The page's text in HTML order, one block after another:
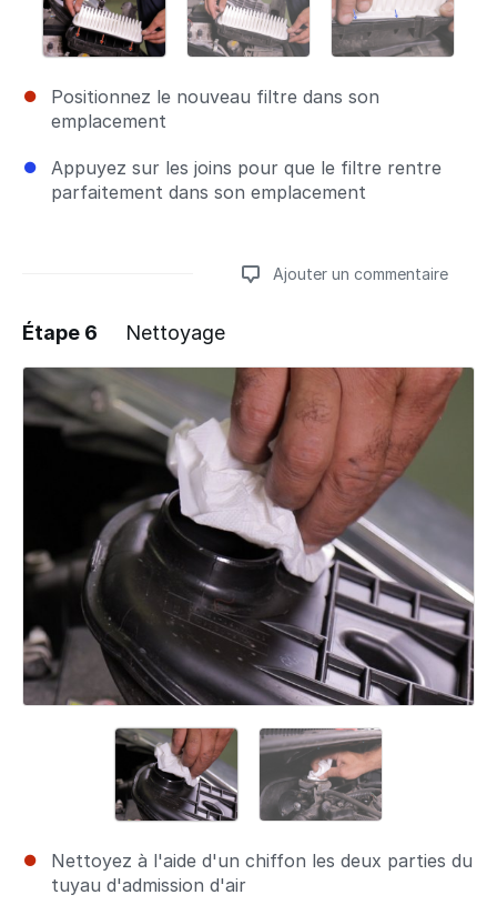
Positionnez le nouveau filtre dans son
emplacement
Appuyez sur les joins pour que le filtre rentre
parfaitement dans son emplacement
Ajouter un commentaire
Ajouter un commentaire
Étape 6 Nettoyage
Nettoyez à l'aide d'un chiffon les deux parties du
tuyau d'admission d'air